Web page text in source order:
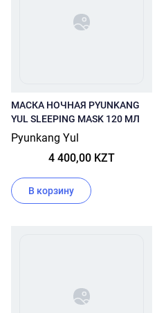
МАСКА НОЧНАЯ PYUNKANG
YUL SLEEPING MASK 120 МЛ
Pyunkang Yul
4 400,00 KZT
В корзину